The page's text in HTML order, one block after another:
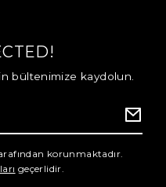
bültenimize kaydolun.
korunmaktadır.
geçerlidir.